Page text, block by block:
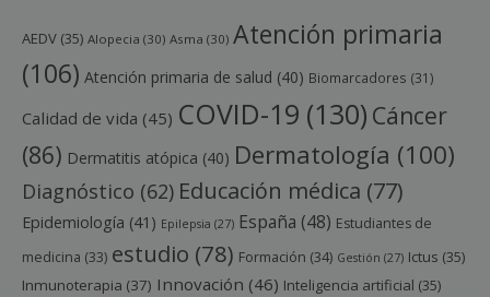
AEDV (35) Alopecia (30) Asma (30) Atención primaria
(106) Atención primaria de salud (40) Biomarcadores (31)
Calidad de vida (45) COVID-19 (130) Cáncer
(86) Dermatitis atópica (40) Dermatología (100)
Diagnóstico (62) Educación médica (77)
Epidemiología (41) Epilepsia (27) España (48) Estudiantes de
medicina (33) estudio (78) Formación (34) Gestión (27) Ictus (35)
Inmunoterapia (37) Innovación (46) Inteligencia artificial (35)